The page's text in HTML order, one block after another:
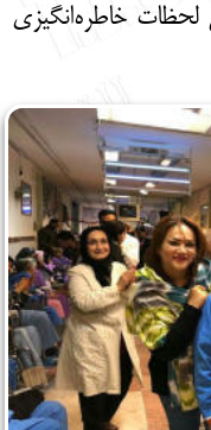
لحظات خاطره‌انگیزی